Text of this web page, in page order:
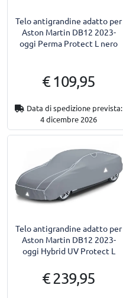
Telo antigrandine adatto per
Aston Martin DB12 2023-
oggi Perma Protect L nero
€ 109,95
Data di spedizione prevista:
4 dicembre 2026
Telo antigrandine adatto per
Aston Martin DB12 2023-
oggi Hybrid UV Protect L
€ 239,95